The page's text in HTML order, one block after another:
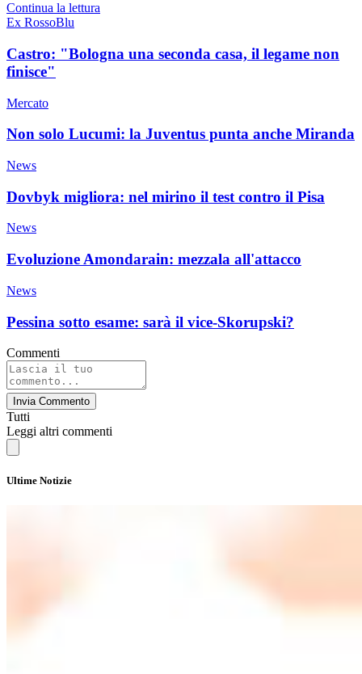
Continua la lettura
Ex RossoBlu
Castro: "Bologna una seconda casa, il legame non
finisce"
Mercato
Non solo Lucumi: la Juventus punta anche Miranda
News
Dovbyk migliora: nel mirino il test contro il Pisa
News
Evoluzione Amondarain: mezzala all'attacco
News
Pessina sotto esame: sarà il vice-Skorupski?
Commenti
Invia Commento
Tutti
Leggi altri commenti
Ultime Notizie